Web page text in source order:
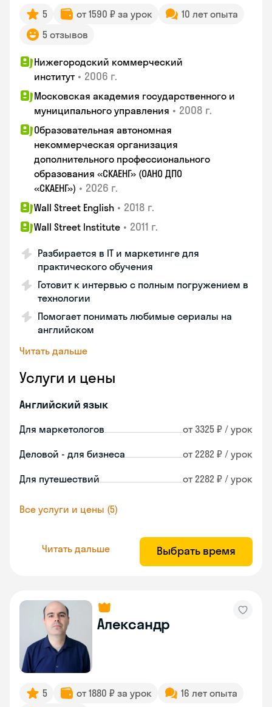
5 от 1590 ₽ за урок
10 лет опыта
5 отзывов
Нижегородский коммерческий
институт • 2006 г.
Московская академия государственного и
муниципального управления • 2008 г.
Образовательная автономная
некоммерческая организация
дополнительного профессионального
образования «СКАЕНГ» (ОАНО ДПО
«СКАЕНГ») • 2026 г.
Wall Street English • 2018 г.
Wall Street Institute • 2011 г.
Разбирается в IT и маркетинге для
практического обучения
Готовит к интервью с полным погружением в
технологии
Помогает понимать любимые сериалы на
английском
Читать дальше
Услуги и цены
Английский язык
Для маркетологов от 3325 ₽ / урок
Деловой - для бизнеса от 2282 ₽ / урок
Для путешествий от 2282 ₽ / урок
Все услуги и цены (5)
Читать дальше Выбрать время
Александр
5 от 1880 ₽ за урок
16 лет опыта